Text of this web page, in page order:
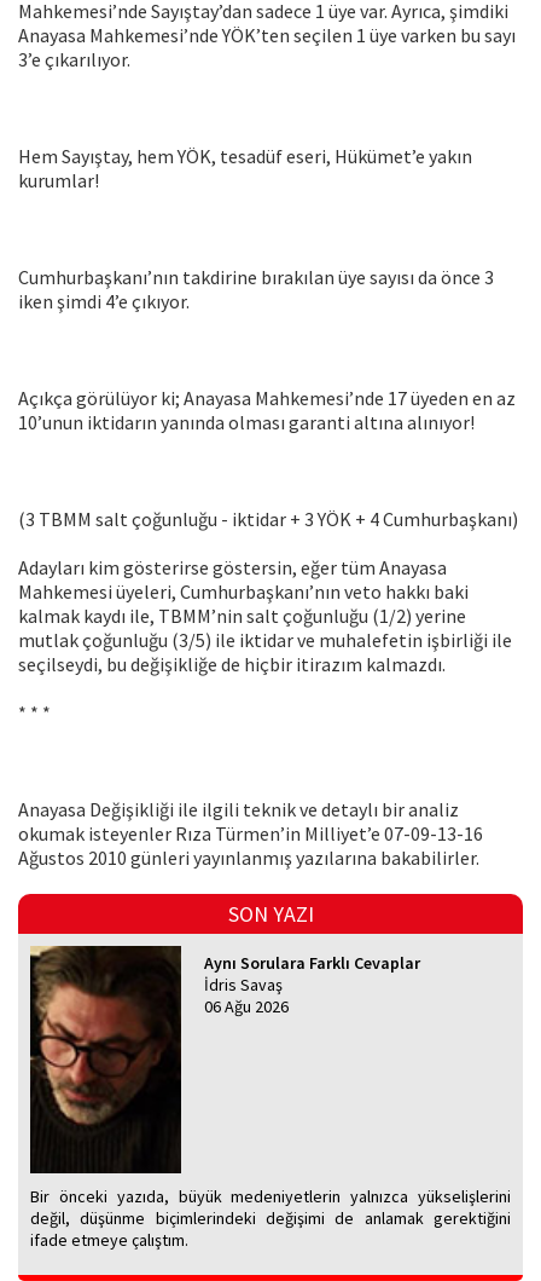
Mahkemesi’nde Sayıştay’dan sadece 1 üye var. Ayrıca, şimdiki
Anayasa Mahkemesi’nde YÖK’ten seçilen 1 üye varken bu sayı
3’e çıkarılıyor.
Hem Sayıştay, hem YÖK, tesadüf eseri, Hükümet’e yakın
kurumlar!
Cumhurbaşkanı’nın takdirine bırakılan üye sayısı da önce 3
iken şimdi 4’e çıkıyor.
Açıkça görülüyor ki; Anayasa Mahkemesi’nde 17 üyeden en az
10’unun iktidarın yanında olması garanti altına alınıyor!
(3 TBMM salt çoğunluğu - iktidar + 3 YÖK + 4 Cumhurbaşkanı)
Adayları kim gösterirse göstersin, eğer tüm Anayasa
Mahkemesi üyeleri, Cumhurbaşkanı’nın veto hakkı baki
kalmak kaydı ile, TBMM’nin salt çoğunluğu (1/2) yerine
mutlak çoğunluğu (3/5) ile iktidar ve muhalefetin işbirliği ile
seçilseydi, bu değişikliğe de hiçbir itirazım kalmazdı.
* * *
Anayasa Değişikliği ile ilgili teknik ve detaylı bir analiz
okumak isteyenler Rıza Türmen’in Milliyet’e 07-09-13-16
Ağustos 2010 günleri yayınlanmış yazılarına bakabilirler.
SON YAZI
Aynı Sorulara Farklı Cevaplar
İdris Savaş
06 Ağu 2026
Bir önceki yazıda, büyük medeniyetlerin yalnızca yükselişlerini
değil, düşünme biçimlerindeki değişimi de anlamak gerektiğini
ifade etmeye çalıştım.